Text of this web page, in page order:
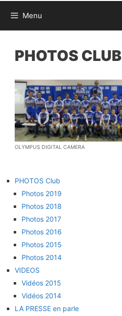
Menu
PHOTOS CLUB
OLYMPUS DIGITAL CAMERA
PHOTOS Club
Photos 2019
Photos 2018
Photos 2017
Photos 2016
Photos 2015
Photos 2014
VIDEOS
Vidéos 2015
Vidéos 2014
LA PRESSE en parle